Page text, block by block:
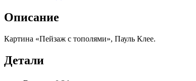
Описание
Картина «Пейзаж с тополями», Пауль Клее.
Детали